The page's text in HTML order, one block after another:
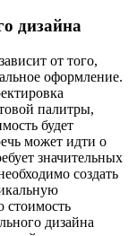
дизайна
от того,
оформление.
палитры,
будет
может идти о
значительных
создать
стоимость
дизайна